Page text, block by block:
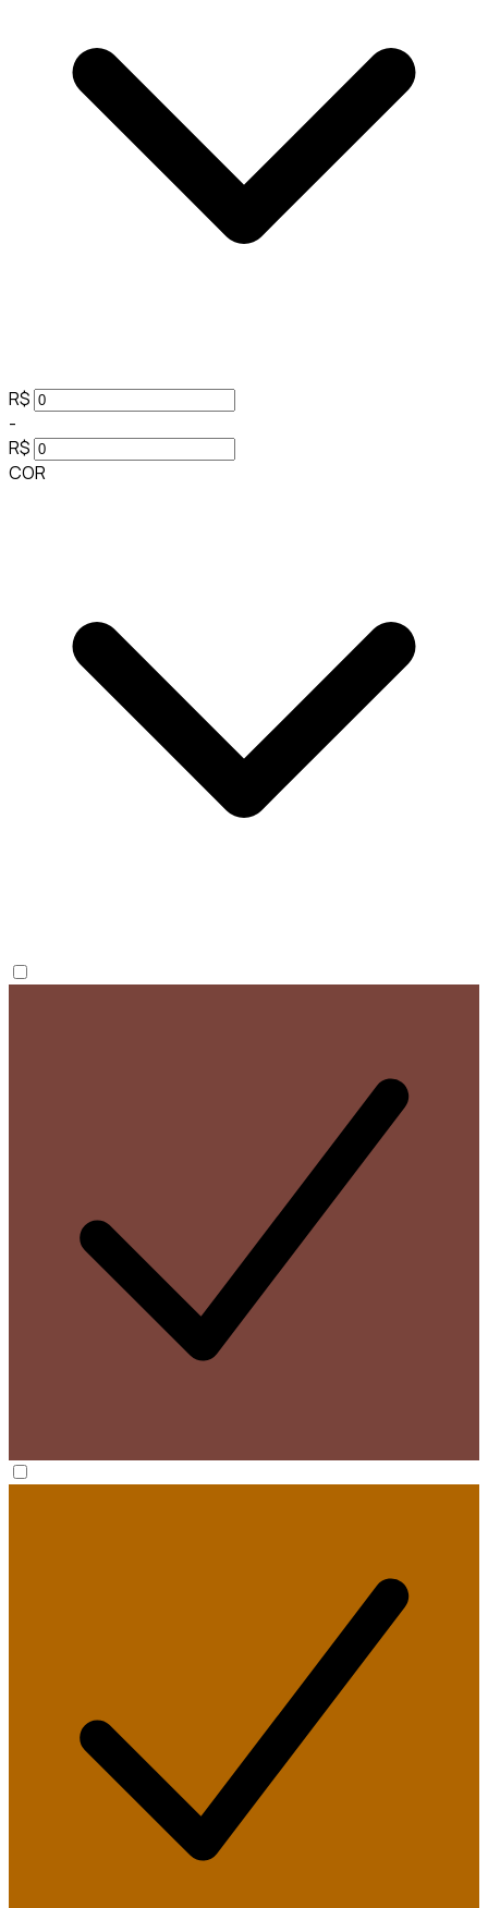
R$
-
R$
COR